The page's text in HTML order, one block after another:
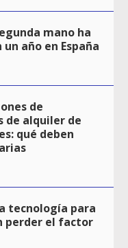
mano ha
año en España
de
de alquiler de
qué deben
tecnología para
perder el factor